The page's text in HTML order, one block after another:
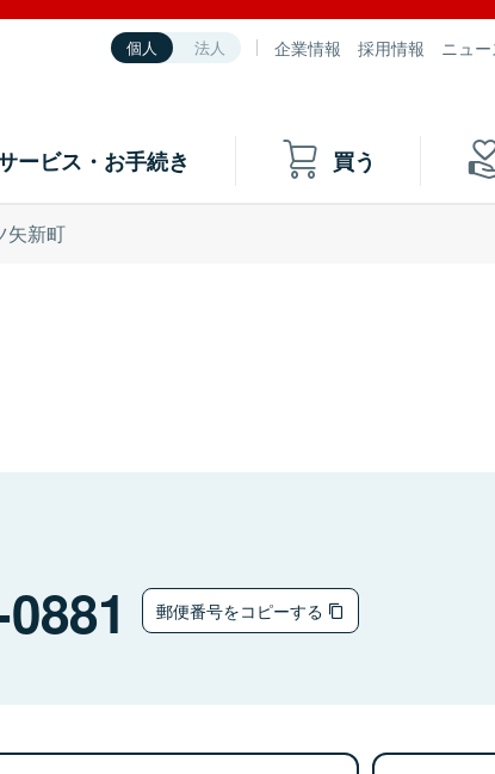
個人 法人 企業情報 採用情報 ニュ
ービス・お手続き 買う
矢新町
郵便番号をコピーする